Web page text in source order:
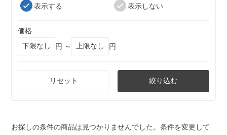
表示する
表示しない
価格
円 ～
円
リセット 絞り込む
お探しの条件の商品は見つかりませんでした。条件を変更して